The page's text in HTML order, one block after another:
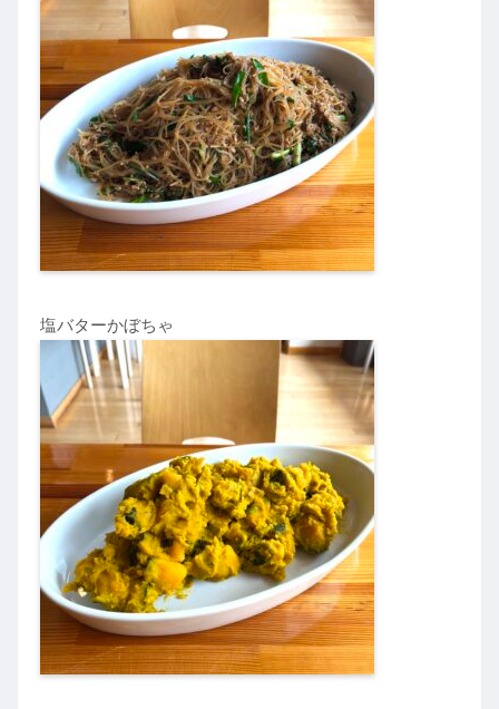
塩バターかぼちゃ